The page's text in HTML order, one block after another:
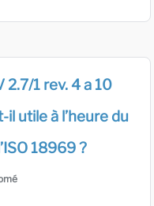
2.7/1 rev. 4 a 10
utile à l’heure du
18969 ?